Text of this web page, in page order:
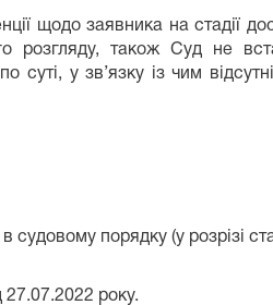
щодо заявника на стадії
розгляду, також Суд не
у зв’язку із чим
порядку (у розрізі
року.